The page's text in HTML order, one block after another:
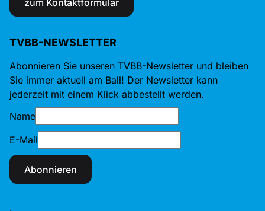
zum Kontaktformular
TVBB-NEWSLETTER
Abonnieren Sie unseren TVBB-Newsletter und bleiben
Sie immer aktuell am Ball! Der Newsletter kann
jederzeit mit einem Klick abbestellt werden.
Name
E-Mail
Abonnieren